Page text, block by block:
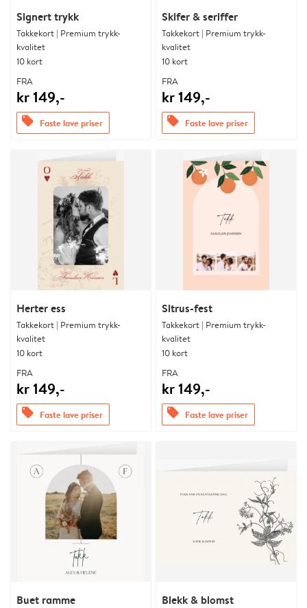
Signert trykk
Takkekort | Premium trykk-
kvalitet
10 kort
FRA
kr 149,-
offers Faste lave priser
Skifer & seriffer
Takkekort | Premium trykk-
kvalitet
10 kort
FRA
kr 149,-
offers Faste lave priser
Herter ess
Takkekort | Premium trykk-
kvalitet
10 kort
FRA
kr 149,-
offers Faste lave priser
Sitrus-fest
Takkekort | Premium trykk-
kvalitet
10 kort
FRA
kr 149,-
offers Faste lave priser
Buet ramme Blekk & blomst